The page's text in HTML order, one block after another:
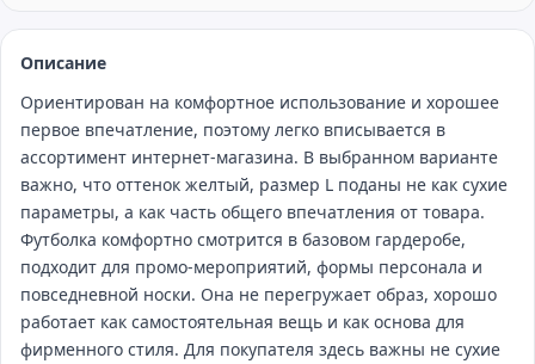
Описание
Ориентирован на комфортное использование и хорошее
первое впечатление, поэтому легко вписывается в
ассортимент интернет‑магазина. В выбранном варианте
важно, что оттенок желтый, размер L поданы не как сухие
параметры, а как часть общего впечатления от товара.
Футболка комфортно смотрится в базовом гардеробе,
подходит для промо‑мероприятий, формы персонала и
повседневной носки. Она не перегружает образ, хорошо
работает как самостоятельная вещь и как основа для
фирменного стиля. Для покупателя здесь важны не сухие